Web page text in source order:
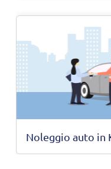
Noleggio auto in